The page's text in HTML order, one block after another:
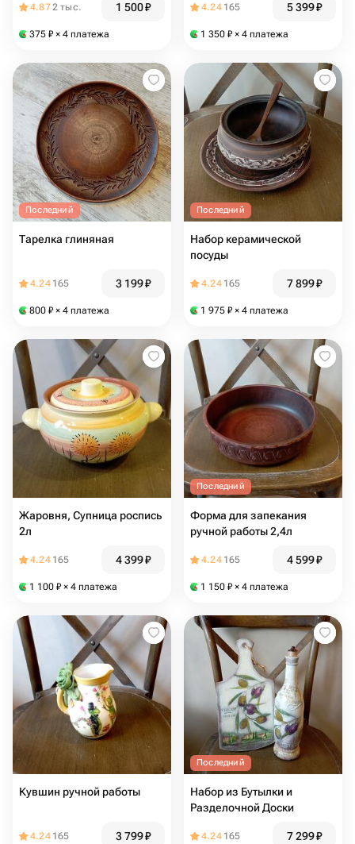
4.872 тыс. 1 500₽
375 ₽ × 4 платежа
4.24 165 5 399₽
1 350 ₽ × 4 платежа
Последний
Тарелка глиняная
4.24 165 3 199₽
800 ₽ × 4 платежа
Последний
Набор керамической
посуды
4.24 165 7 899₽
1 975 ₽ × 4 платежа
Жаровня, Супница роспись
2л
4.24 165 4 399₽
1 100 ₽ × 4 платежа
Последний
Форма для запекания
ручной работы 2,4л
4.24 165 4 599₽
1 150 ₽ × 4 платежа
Кувшин ручной работы
4.24 165 3 799₽
Последний
Набор из Бутылки и
Разделочной Доски
4.24 165 7 299₽